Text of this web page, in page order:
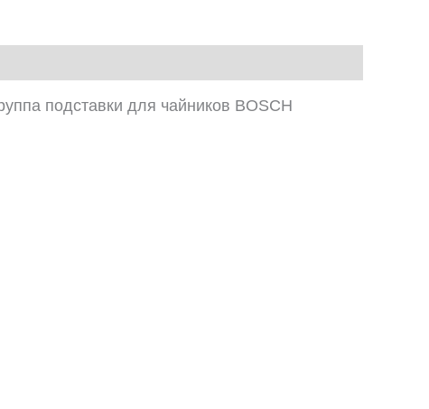
подставки для чайников BOSCH